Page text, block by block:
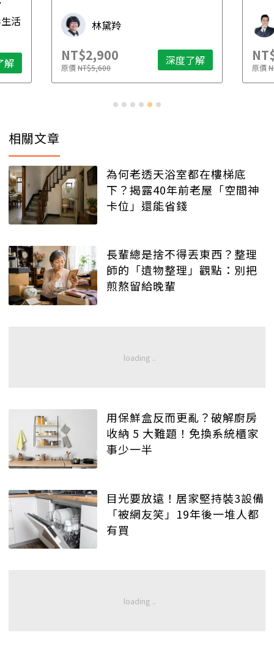
活
解
林黛羚
NT$2,900
原價NT$5,600 深度了解 原價
相關文章
為何老透天浴室都在樓梯底
下？揭露40年前老屋「空間神
卡位」還能省錢
長輩總是捨不得丟東西？整理
師的「遺物整理」觀點：別把
煎熬留給晚輩
用保鮮盒反而更亂？破解廚房
收納 5 大難題！免換系統櫃家
事少一半
目光要放遠！居家堅持裝3設備
「被網友笑」19年後一堆人都
有買